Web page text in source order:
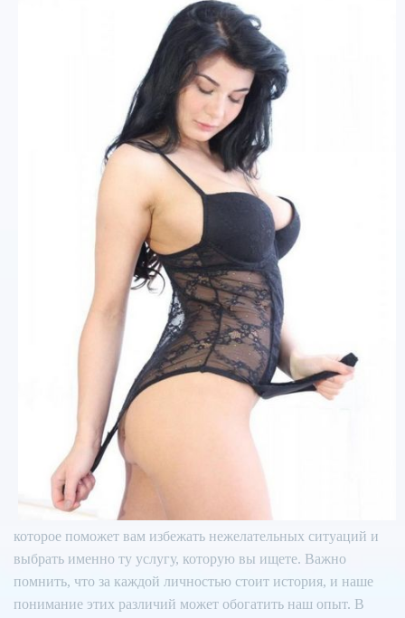
которое поможет вам избежать нежелательных ситуаций и
выбрать именно ту услугу, которую вы ищете. Важно
помнить, что за каждой личностью стоит история, и наше
понимание этих различий может обогатить наш опыт. В